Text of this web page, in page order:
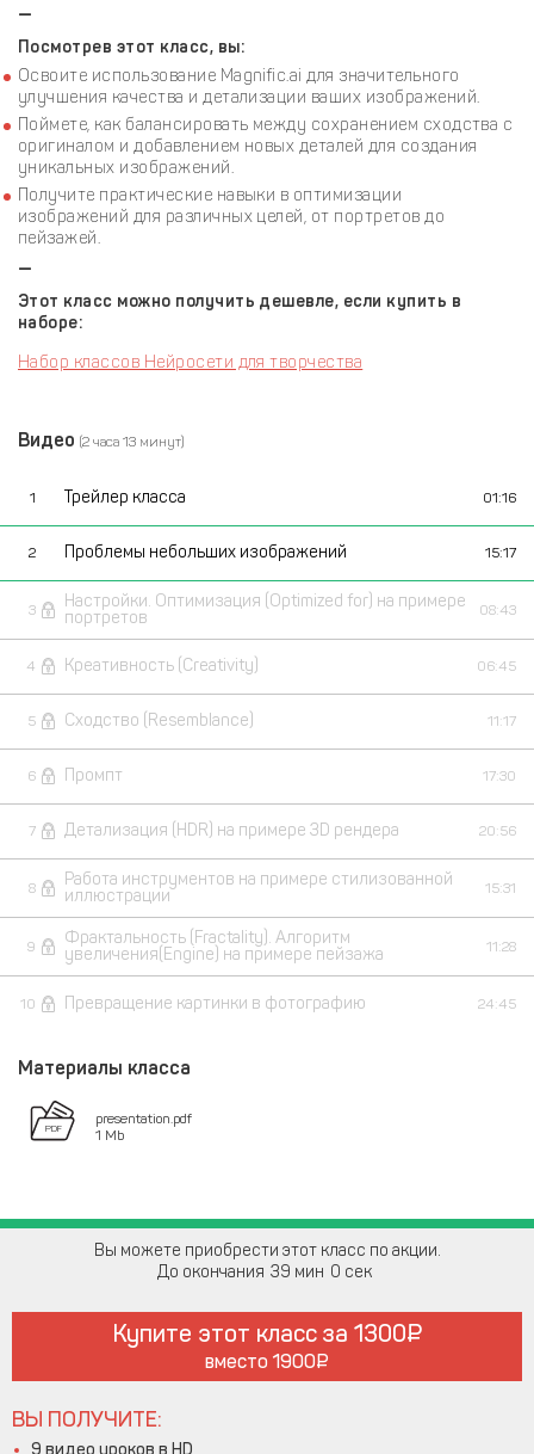
—
Посмотрев этот класс, вы:
Освоите использование Magnific.ai для значительного
улучшения качества и детализации ваших изображений.
Поймете, как балансировать между сохранением сходства с
оригиналом и добавлением новых деталей для создания
уникальных изображений.
Получите практические навыки в оптимизации
изображений для различных целей, от портретов до
пейзажей.
—
Этот класс можно получить дешевле, если купить в
наборе:
Набор классов Нейросети для творчества
Видео (2 часа 13 минут)
1 Трейлер класса 01:16
2 Проблемы небольших изображений 15:17
3
Настройки. Оптимизация (Optimized for) на примере
портретов
08:43
4 Креативность (Creativity) 06:45
5 Сходство (Resemblance) 11:17
6 Промпт 17:30
7 Детализация (HDR) на примере 3D рендера 20:56
8
Работа инструментов на примере стилизованной
иллюстрации
15:31
9
Фрактальность (Fractality). Алгоритм
увеличения(Engine) на примере пейзажа
11:28
10 Превращение картинки в фотографию 24:45
Материалы класса
presentation.pdf
1 Mb
Вы можете приобрести этот класс по акции.
До окончания 39 0
Купите этот класс за 1300
вместо 1900
ВЫ ПОЛУЧИТЕ:
9 видео уроков в HD